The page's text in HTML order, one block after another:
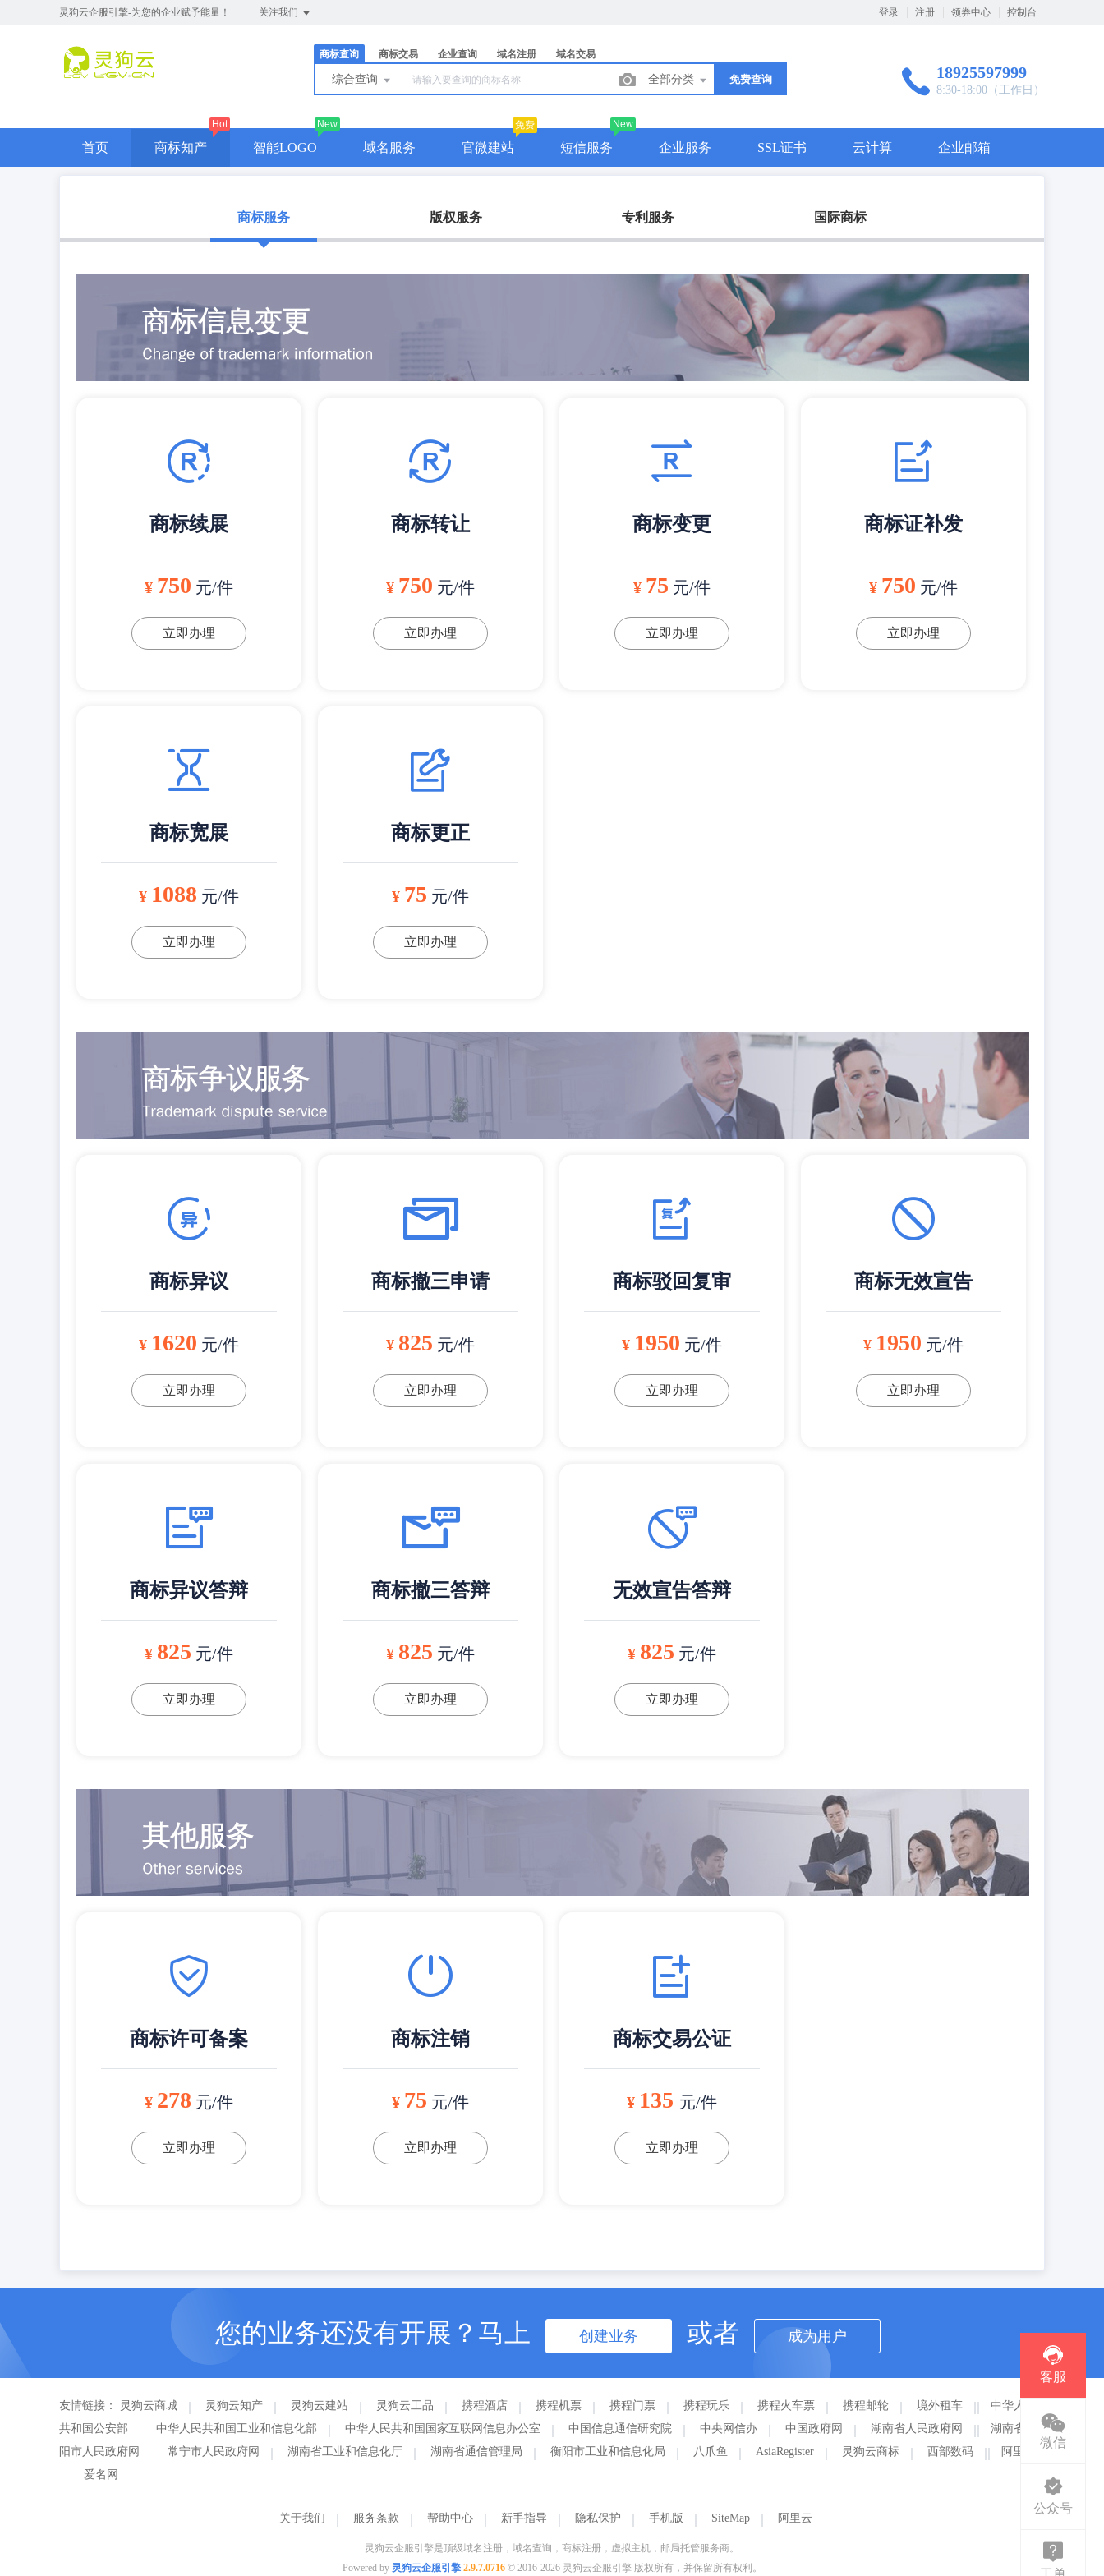
灵狗云企服引擎-为您的企业赋予能量！ 关注我们 登录 注册 领券中心 控制台
商标查询 商标交易 企业查询 域名注册 域名交易
综合查询 全部分类 免费查询 18925597999
8:30-18:00（工作日）
首页 商标知产
Hot
智能LOGO
New
域名服务 官微建站
免费
短信服务
New
企业服务 SSL证书 云计算 企业邮箱
商标服务 版权服务 专利服务 国际商标
商标续展
¥ 750 元/件
立即办理
商标转让
¥ 750 元/件
立即办理
商标变更
¥ 75 元/件
立即办理
商标证补发
¥ 750 元/件
立即办理
商标宽展
¥ 1088 元/件
立即办理
商标更正
¥ 75 元/件
立即办理
商标异议
¥ 1620 元/件
立即办理
商标撤三申请
¥ 825 元/件
立即办理
商标驳回复审
¥ 1950 元/件
立即办理
商标无效宣告
¥ 1950 元/件
立即办理
商标异议答辩
¥ 825 元/件
立即办理
商标撤三答辩
¥ 825 元/件
立即办理
无效宣告答辩
¥ 825 元/件
立即办理
商标许可备案
¥ 278 元/件
立即办理
商标注销
¥ 75 元/件
立即办理
商标交易公证
¥ 135 元/件
立即办理
您的业务还没有开展？马上 创建业务 或者 成为用户
友情链接： 灵狗云商城 灵狗云知产 灵狗云建站 灵狗云工品 携程酒店 携程机票 携程门票 携程玩乐 携程火车票 携程邮轮 境外租车
中华人民
共和国公安部
中华人民共和国工业和信息化部 中华人民共和国国家互联网信息办公室 中国信息通信研究院 中央网信办 中国政府网 湖南省人民政府网
湖南省衡
阳市人民政府网
常宁市人民政府网 湖南省工业和信息化厅 湖南省通信管理局 衡阳市工业和信息化局 八爪鱼 AsiaRegister 灵狗云商标 西部数码
阿里云
爱名网
关于我们 服务条款 帮助中心 新手指导 隐私保护 手机版 SiteMap 阿里云
灵狗云企服引擎是顶级域名注册，域名查询，商标注册，虚拟主机，邮局托管服务商。
Powered by 灵狗云企服引擎 2.9.7.0716© 2016-2026 灵狗云企服引擎 版权所有，并保留所有权利。
客服
微信
公众号